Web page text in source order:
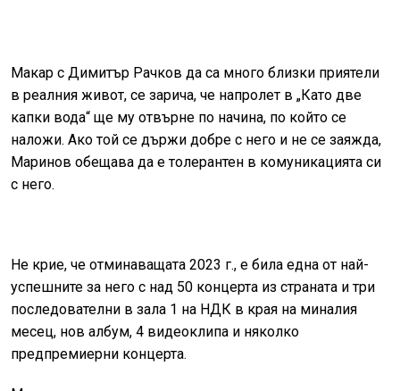
Макар с Димитър Рачков да са много близки приятели
в реалния живот, се зарича, че напролет в „Като две
капки вода“ ще му отвърне по начина, по който се
наложи. Ако той се държи добре с него и не се заяжда,
Маринов обещава да е толерантен в комуникацията си
с него.
Не крие, че отминаващата 2023 г., е била една от най-
успешните за него с над 50 концерта из страната и три
последователни в зала 1 на НДК в края на миналия
месец, нов албум, 4 видеоклипа и няколко
предпремиерни концерта.